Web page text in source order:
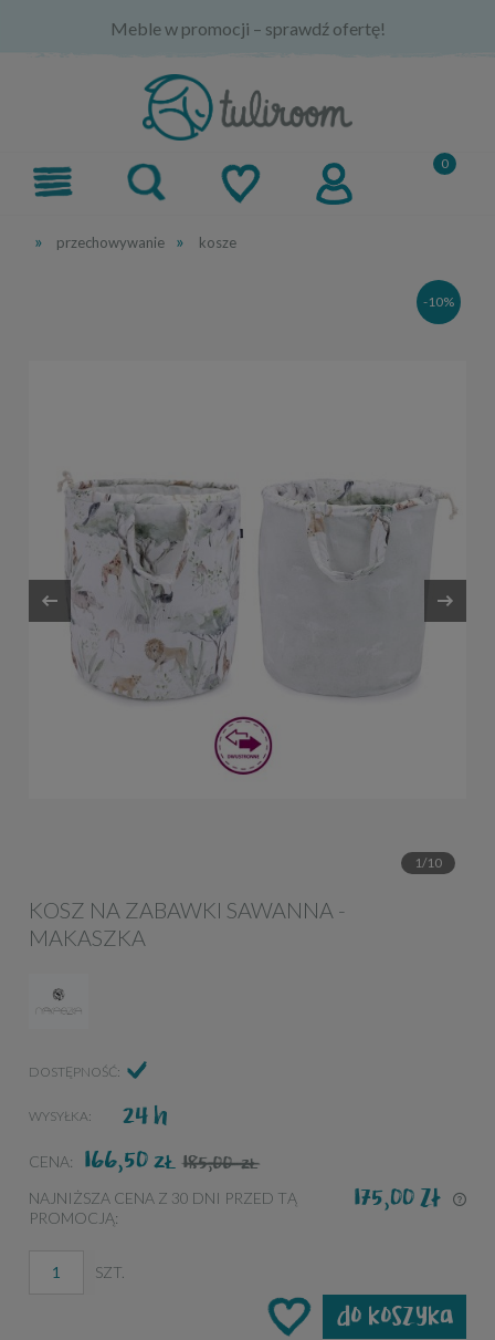
Meble w promocji – sprawdź ofertę!
» przechowywanie » kosze
-10%
1/10
KOSZ NA ZABAWKI SAWANNA -
MAKASZKA
DOSTĘPNOŚĆ:
WYSYŁKA: 24 h
CENA: 166,50 ZŁ 185,00ZŁ
NAJNIŻSZA CENA Z 30 DNI PRZED TĄ
PROMOCJĄ:
175,00 zł
SZT.
do koszyka